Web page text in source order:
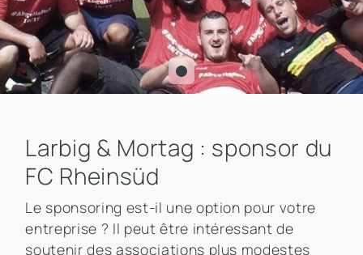
Larbig & Mortag : sponsor du
FC Rheinsüd
Le sponsoring est-il une option pour votre
entreprise ? Il peut être intéressant de
soutenir des associations plus modestes